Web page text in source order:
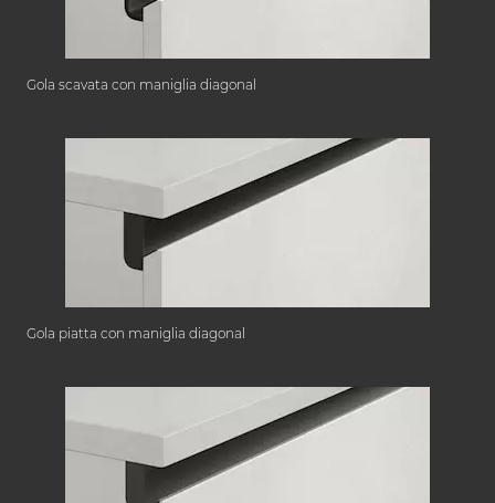
Gola scavata con maniglia diagonal
Gola piatta con maniglia diagonal